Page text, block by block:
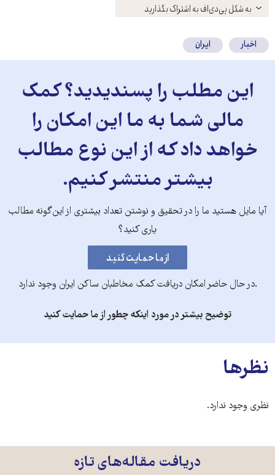
باز
کنید
به شکل پی‌دی‌اف به اشتراک بگذارید
اخبار ایران
این مطلب را پسندیدید؟ کمک
مالی شما به ما این امکان را
خواهد داد که از این نوع مطالب
بیشتر منتشر کنیم.
آیا مایل هستید ما را در تحقیق و نوشتن تعداد بیشتری از این‌گونه مطالب
یاری کنید؟
.در حال حاضر امکان دریافت کمک مخاطبان ساکن ایران وجود ندارد
توضیح بیشتر در مورد اینکه چطور از ما حمایت کنید
نظرها
نظری وجود ندارد.
دریافت مقاله‌های تازه